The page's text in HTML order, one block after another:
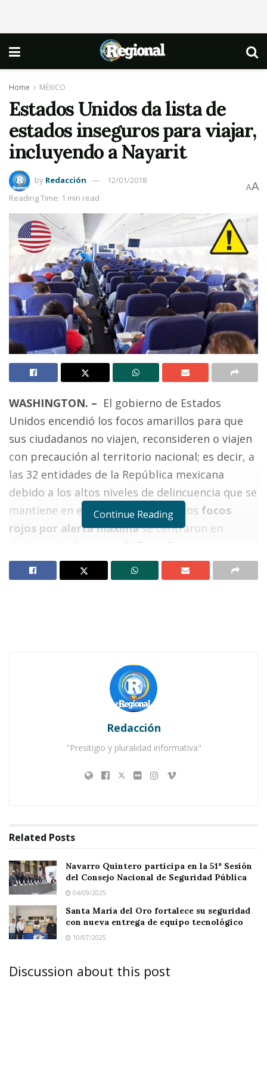
Home MÉXICO
Estados Unidos da lista de
estados inseguros para viajar,
incluyendo a Nayarit
by Redacción
12/01/2018
Reading Time: 1 min read
AA
WASHINGTON. – El gobierno de Estados
Unidos encendió los focos amarillos para que
sus ciudadanos no viajen, reconsideren o viajen
con precaución al territorio nacional; es decir, a
las 32 entidades de la República mexicana
debido a los altos niveles de delincuencia que se
mantiene en el país.Sin embargo, los focos
rojos por alerta máximase centraron en
ciertos estados como
Colima, Guerrero,
Michoacán, Sinaloa y Tamaulipas, que se
encuentran, de acuerdo a su escala, en el nivel 4
departamento de alerta de viaje del vecino país
del norte, mismo nivel en que se ubica
Chihuahua, Coahuila, Durango, Estado de
Potosí, Sonora y Zacatecas.
nueva entrega de equipo tecnológico
Para el resto de los estados, la alerta es de nivel
2 de riesgo y solo se recomienda viajar con
precaución.
Continue Reading
Redacción
"Presitigio y pluralidad informativa"
Related Posts
Navarro Quintero participa en la 51ª Sesión
del Consejo Nacional de Seguridad Pública
04/09/2025
Santa María del Oro fortalece su seguridad
con nueva entrega de equipo tecnológico
10/07/2025
Discussion about this post